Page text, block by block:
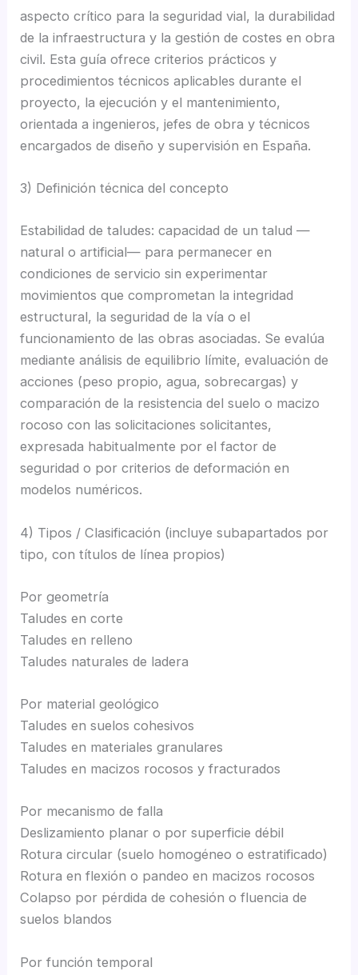
aspecto crítico para la seguridad vial, la durabilidad
de la infraestructura y la gestión de costes en obra
civil. Esta guía ofrece criterios prácticos y
procedimientos técnicos aplicables durante el
proyecto, la ejecución y el mantenimiento,
orientada a ingenieros, jefes de obra y técnicos
encargados de diseño y supervisión en España.
3) Definición técnica del concepto
Estabilidad de taludes: capacidad de un talud —
natural o artificial— para permanecer en
condiciones de servicio sin experimentar
movimientos que comprometan la integridad
estructural, la seguridad de la vía o el
funcionamiento de las obras asociadas. Se evalúa
mediante análisis de equilibrio límite, evaluación de
acciones (peso propio, agua, sobrecargas) y
comparación de la resistencia del suelo o macizo
rocoso con las solicitaciones solicitantes,
expresada habitualmente por el factor de
seguridad o por criterios de deformación en
modelos numéricos.
4) Tipos / Clasificación (incluye subapartados por
tipo, con títulos de línea propios)
Por geometría
Taludes en corte
Taludes en relleno
Taludes naturales de ladera
Por material geológico
Taludes en suelos cohesivos
Taludes en materiales granulares
Taludes en macizos rocosos y fracturados
Por mecanismo de falla
Deslizamiento planar o por superficie débil
Rotura circular (suelo homogéneo o estratificado)
Rotura en flexión o pandeo en macizos rocosos
Colapso por pérdida de cohesión o fluencia de
suelos blandos
Por función temporal